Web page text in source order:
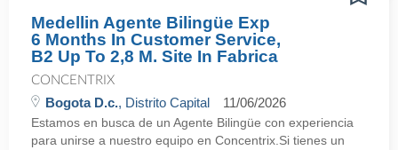
Medellin Agente Bilingüe Exp
6 Months In Customer Service,
B2 Up To 2,8 M. Site In Fabrica
CONCENTRIX
Bogota D.c., Distrito Capital 11/06/2026
Estamos en busca de un Agente Bilingüe con experiencia
para unirse a nuestro equipo en Concentrix.Si tienes un